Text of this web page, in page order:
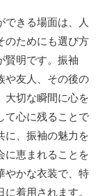
できる場面は、人
のためにも選び方
賢明です。振袖
や友人、その後の
大切な瞬間に心を
て心に残ることで
に、振袖の魅力を
に恵まれることを
やかな衣装で、特
着用されます。